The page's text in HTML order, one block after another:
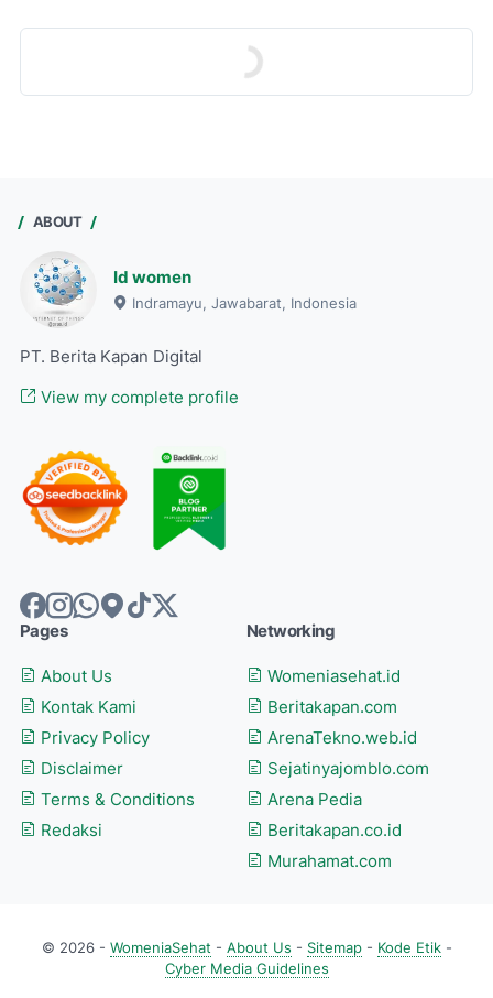
ABOUT
Id women
Indramayu, Jawabarat, Indonesia
PT. Berita Kapan Digital
View my complete profile
Pages
About Us
Kontak Kami
Privacy Policy
Disclaimer
Terms & Conditions
Redaksi
Networking
Womeniasehat.id
Beritakapan.com
ArenaTekno.web.id
Sejatinyajomblo.com
Arena Pedia
Beritakapan.co.id
Murahamat.com
© 2026 - WomeniaSehat - About Us - Sitemap- Kode Etik-
Cyber Media Guidelines